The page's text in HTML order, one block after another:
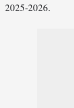
2025-2026.